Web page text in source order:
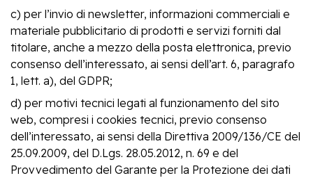
c) per l’invio di newsletter, informazioni commerciali e
materiale pubblicitario di prodotti e servizi forniti dal
titolare, anche a mezzo della posta elettronica, previo
consenso dell’interessato, ai sensi dell’art. 6, paragrafo
1, lett. a), del GDPR;
d) per motivi tecnici legati al funzionamento del sito
web, compresi i cookies tecnici, previo consenso
dell’interessato, ai sensi della Direttiva 2009/136/CE del
25.09.2009, del D.Lgs. 28.05.2012, n. 69 e del
Provvedimento del Garante per la Protezione dei dati